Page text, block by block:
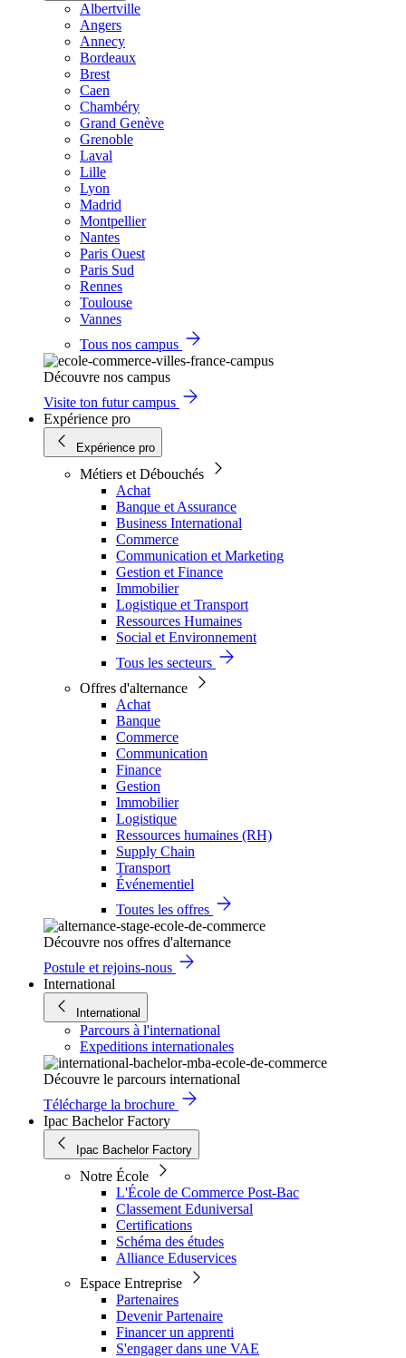
Albertville
Angers
Annecy
Bordeaux
Brest
Caen
Chambéry
Grand Genève
Grenoble
Laval
Lille
Lyon
Madrid
Montpellier
Nantes
Paris Ouest
Paris Sud
Rennes
Toulouse
Vannes
Tous nos campus
Découvre nos campus
Visite ton futur campus
Expérience pro
Expérience pro
Métiers et Débouchés
Achat
Banque et Assurance
Business International
Commerce
Communication et Marketing
Gestion et Finance
Immobilier
Logistique et Transport
Ressources Humaines
Social et Environnement
Tous les secteurs
Offres d'alternance
Achat
Banque
Commerce
Communication
Finance
Gestion
Immobilier
Logistique
Ressources humaines (RH)
Supply Chain
Transport
Événementiel
Toutes les offres
Découvre nos offres d'alternance
Postule et rejoins-nous
International
International
Parcours à l'international
Expeditions internationales
Découvre le parcours international
Télécharge la brochure
Ipac Bachelor Factory
Ipac Bachelor Factory
Notre École
L'École de Commerce Post-Bac
Classement Eduniversal
Certifications
Schéma des études
Alliance Eduservices
Espace Entreprise
Partenaires
Devenir Partenaire
Financer un apprenti
S'engager dans une VAE